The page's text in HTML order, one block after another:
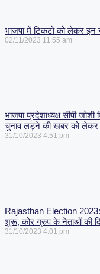
भाजपा में टिकटों को लेकर इन
02/11/2023 11:55 am
भाजपा प्रदेशाध्यक्ष सीपी
चुनाव लड़ने की खबर को
31/10/2023 4:51 pm
Rajasthan Election
शुरू, कोर ग्रुप के नेताओं की
31/10/2023 4:01 pm